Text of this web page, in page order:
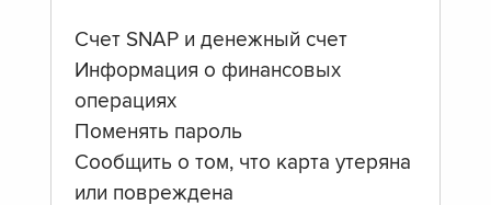
Счет SNAP и денежный счет
Информация о финансовых
операциях
Поменять пароль
Сообщить о том, что карта утеряна
или повреждена